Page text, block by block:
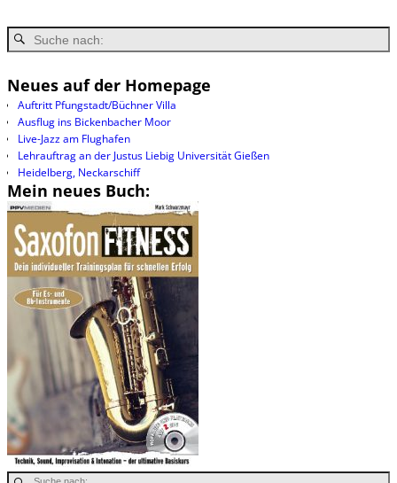
Neues auf der Homepage
Auftritt Pfungstadt/Büchner Villa
Ausflug ins Bickenbacher Moor
Live-Jazz am Flughafen
Lehrauftrag an der Justus Liebig Universität Gießen
Heidelberg, Neckarschiff
Mein neues Buch: